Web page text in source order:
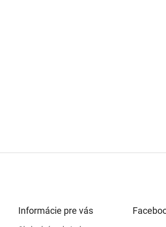
Informácie pre vás